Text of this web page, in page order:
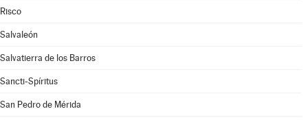
Risco
Salvaleón
Salvatierra de los Barros
Sancti-Spíritus
San Pedro de Mérida